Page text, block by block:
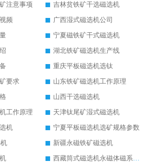
注意事项
吉林贫铁矿干选磁选机
频
广西湿式磁选机公司
宁夏磁铁矿干式磁选机
湖北铁矿磁选机生产线
重庆平板磁选机选钛
要求
山东铁矿磁选机工作原理
山西干选磁选机
工作原理
天津钛尾矿湿式磁选机
机
宁夏平板磁选机选矿规格参数
新疆永磁铁矿磁选机
西藏筒式磁选机永磁体磁系设计